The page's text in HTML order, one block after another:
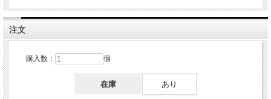
注文
購入数： 個
在庫 あり